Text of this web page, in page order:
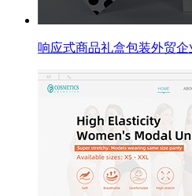
响应式商品礼盒包装外贸企